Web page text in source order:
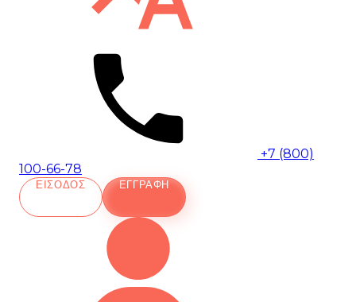
+7 (800)
100-66-78
ΕΊΣΟΔΟΣ ΕΓΓΡΑΦΉ